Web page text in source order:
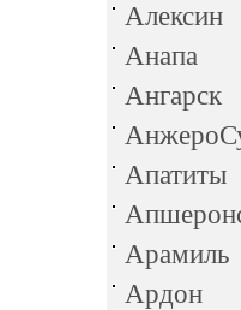
Алексин
Анапа
Ангарск
Апатиты
Арамиль
Ардон